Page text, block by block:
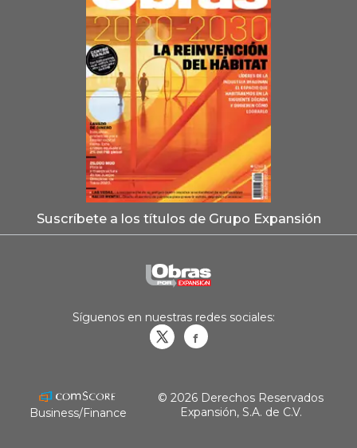
Suscríbete a los títulos de Grupo Expansión
Síguenos en nuestras redes sociales:
Business/Finance
© 2026 Derechos Reservados
Expansión, S.A. de C.V.